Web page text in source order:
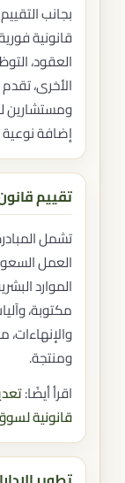
بجانب
قانونية
العقود،
الأخرى،
ومستشارين
إضافة نوعية
تقييم
تشمل
العمل
الموارد
مكتوبة،
ومنتجة.
اقرأ أيضًا:
قانونية